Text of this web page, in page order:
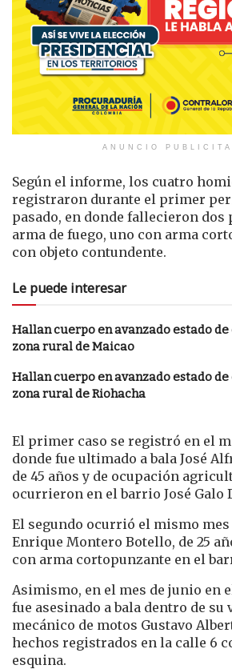
ANUNCIO
Según el informe, los cuatro
registraron durante el primer
pasado, en donde fallecieron dos
arma de fuego, uno con arma
con objeto contundente.
Le puede interesar
Hallan cuerpo en avanzado estado
zona rural de Maicao
Hallan cuerpo en avanzado estado
zona rural de Riohacha
El primer caso se registró en el
donde fue ultimado a bala José
de 45 años y de ocupación
ocurrieron en el barrio José Galo
El segundo ocurrió el mismo mes
Enrique Montero Botello, de 25
con arma cortopunzante en el
Asimismo, en el mes de junio en
fue asesinado a bala dentro de su
mecánico de motos Gustavo
hechos registrados en la calle 6
esquina.